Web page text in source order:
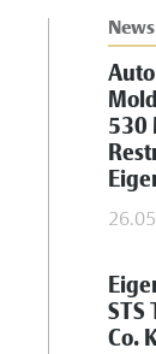
News
530
STS
Co.